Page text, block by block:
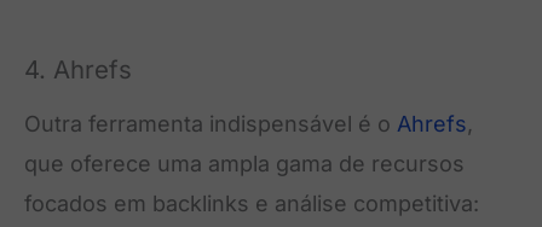
4. Ahrefs
Outra ferramenta indispensável é o Ahrefs,
que oferece uma ampla gama de recursos
focados em backlinks e análise competitiva: